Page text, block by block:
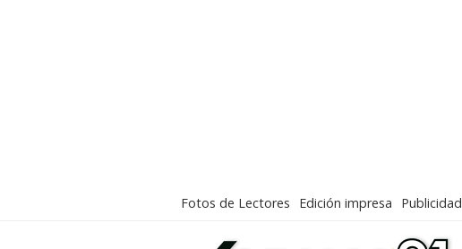
Fotos de Lectores Edición impresa Publicidad